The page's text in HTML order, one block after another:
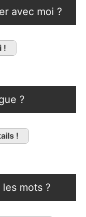
avec moi ?
!
?
!
les mots ?